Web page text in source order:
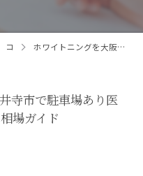
コラム ホワイトニングを大阪府藤井寺市で駐車場あり医院で安心して受けるコツと相場ガイド
寺市で駐車場あり医
場ガイド